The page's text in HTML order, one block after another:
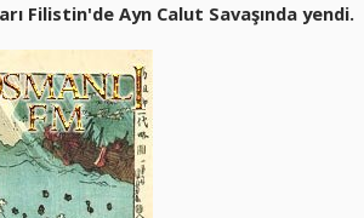
Filistin'de Ayn Calut Savaşında yendi.